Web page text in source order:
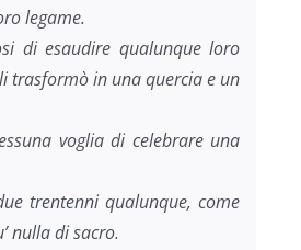
legame.
di esaudire qualunque loro
trasformò in una quercia e un
voglia di celebrare una
trentenni qualunque, come
nulla di sacro.